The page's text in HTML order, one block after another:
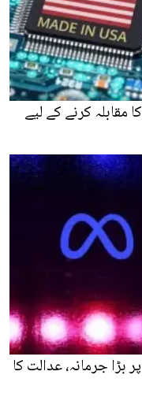
کرنے کے لیے
جرمانہ، عدالت کا